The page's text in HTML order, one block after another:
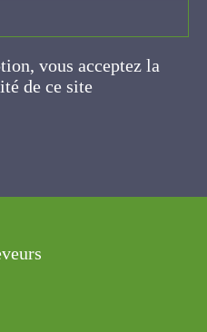
vous acceptez la
de ce site